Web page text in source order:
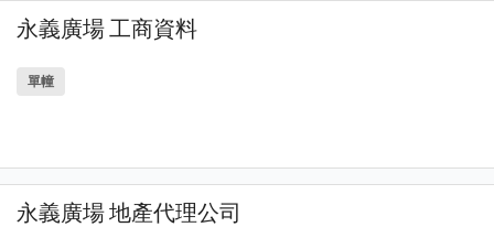
永義廣場 工商資料
單幢
永義廣場 地產代理公司